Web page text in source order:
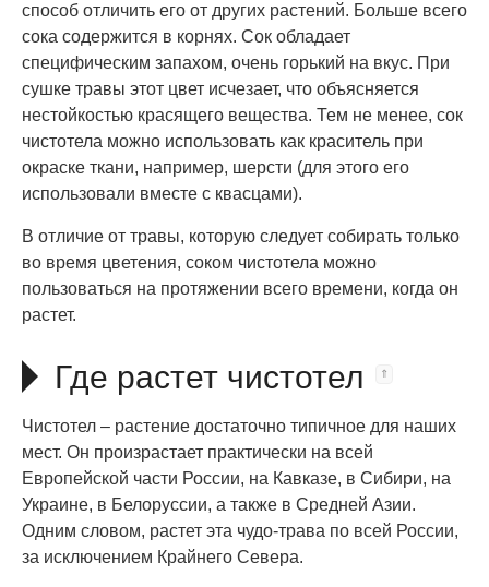
способ отличить его от других растений. Больше всего
сока содержится в корнях. Сок обладает
специфическим запахом, очень горький на вкус. При
сушке травы этот цвет исчезает, что объясняется
нестойкостью красящего вещества. Тем не менее, сок
чистотела можно использовать как краситель при
окраске ткани, например, шерсти (для этого его
использовали вместе с квасцами).
В отличие от травы, которую следует собирать только
во время цветения, соком чистотела можно
пользоваться на протяжении всего времени, когда он
растет.
Где растет чистотел
Чистотел – растение достаточно типичное для наших
мест. Он произрастает практически на всей
Европейской части России, на Кавказе, в Сибири, на
Украине, в Белоруссии, а также в Средней Азии.
Одним словом, растет эта чудо-трава по всей России,
за исключением Крайнего Севера.